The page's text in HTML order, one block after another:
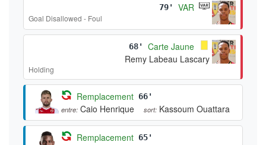
79' VAR
Goal Disallowed - Foul
68'
Carte Jaune
Remy Labeau Lascary
Holding
Remplacement 66'
entre: Caio Henrique sort: Kassoum Ouattara
Remplacement 65'